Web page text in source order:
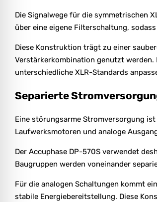
Die Signalwege für die symmetrischen
über eine eigene Filterschaltung,
Diese Konstruktion trägt zu einer
Verstärkerkombination genutzt werden.
unterschiedliche XLR-Standards
Separierte
Eine störungsarme Stromversorgung
Laufwerksmotoren und analoge
Der Accuphase DP-570S verwendet
Baugruppen werden voneinander
Für die analogen Schaltungen kommt
stabile Energiebereitstellung. Diese